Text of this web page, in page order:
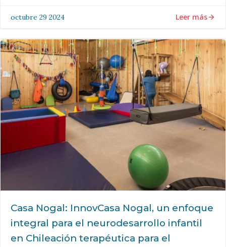
octubre 29 2024 Leer más
Casa Nogal: InnovCasa Nogal, un enfoque
integral para el neurodesarrollo infantil
en Chileación terapéutica para el